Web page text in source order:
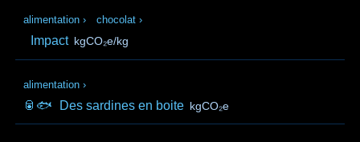
alimentation › chocolat ›
Impact kgCO₂e/kg
alimentation ›
🥫🐟 Des sardines en boite kgCO₂e